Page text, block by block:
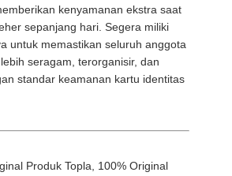
kenyamanan ekstra saat
sepanjang hari. Segera miliki
untuk memastikan seluruh anggota
seragam, terorganisir, dan
standar keamanan kartu identitas
Produk Topla, 100% Original